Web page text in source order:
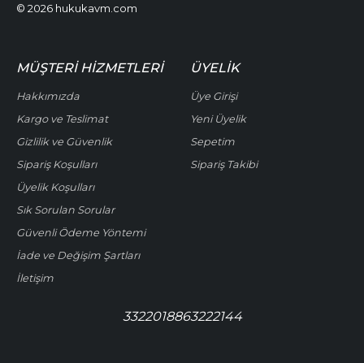
© 2026 hukukavm.com
MÜŞTERI HIZMETLERI
Hakkımızda
Kargo ve Teslimat
Gizlilik ve Güvenlik
Sipariş Koşulları
Üyelik Koşulları
Sık Sorulan Sorular
Güvenli Ödeme Yöntemi
İade ve Değişim Şartları
İletişim
ÜYELIK
Üye Girişi
Yeni Üyelik
Sepetim
Sipariş Takibi
3322018863222144